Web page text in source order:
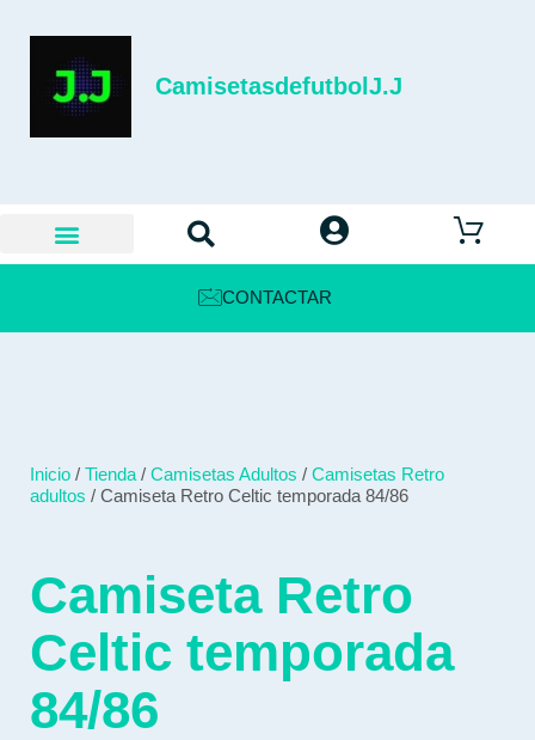
CamisetasdefutbolJ.J
CONTACTAR
Inicio / Tienda / Camisetas Adultos / Camisetas Retro
adultos / Camiseta Retro Celtic temporada 84/86
Camiseta Retro
Celtic temporada
84/86